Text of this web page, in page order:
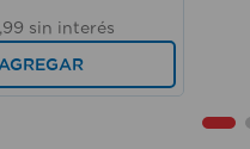
,99 sin interés
AGREGAR